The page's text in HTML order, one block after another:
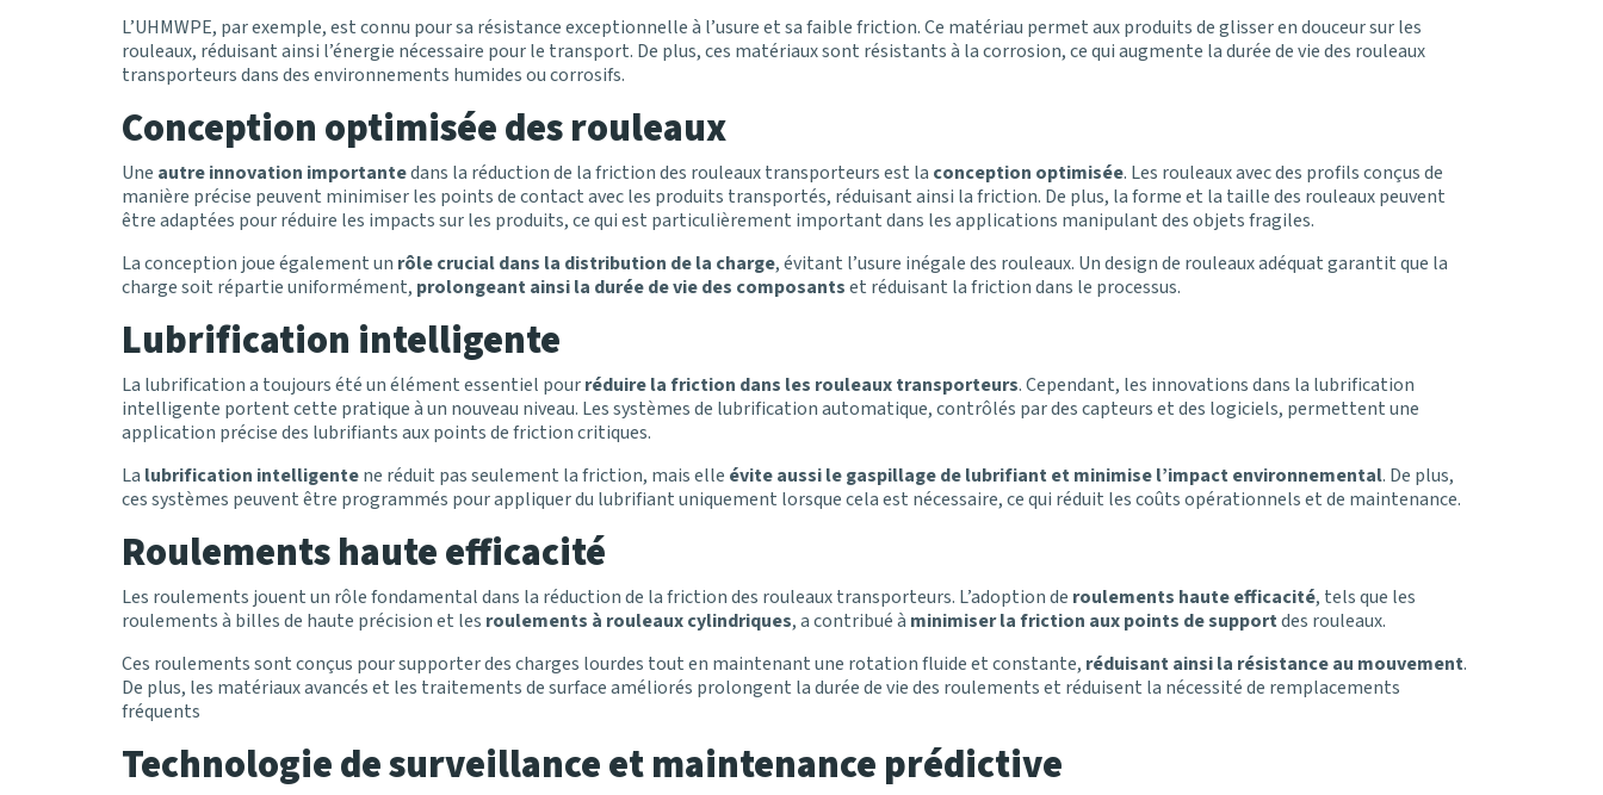
L’UHMWPE, par exemple, est connu pour sa résistance exceptionnelle à l’usure et sa faible friction. Ce matériau permet aux produits de glisser en douceur sur les
rouleaux, réduisant ainsi l’énergie nécessaire pour le transport. De plus, ces matériaux sont résistants à la corrosion, ce qui augmente la durée de vie des rouleaux
transporteurs dans des environnements humides ou corrosifs.
Conception optimisée des rouleaux
Une autre innovation importantedans la réduction de la friction des rouleaux transporteurs est la conception optimisée. Les rouleaux avec des profils conçus de
manière précise peuvent minimiser les points de contact avec les produits transportés, réduisant ainsi la friction. De plus, la forme et la taille des rouleaux peuvent
être adaptées pour réduire les impacts sur les produits, ce qui est particulièrement important dans les applications manipulant des objets fragiles.
La conception joue également un rôle crucial dans la distribution de la charge, évitant l’usure inégale des rouleaux. Un design de rouleaux adéquat garantit que la
charge soit répartie uniformément, prolongeant ainsi la durée de vie des composantset réduisant la friction dans le processus.
Lubrification intelligente
La lubrification a toujours été un élément essentiel pourréduire la friction dans les rouleaux transporteurs. Cependant, les innovations dans la lubrification
intelligente portent cette pratique à un nouveau niveau. Les systèmes de lubrification automatique, contrôlés par des capteurs et des logiciels, permettent une
application précise des lubrifiants aux points de friction critiques.
La lubrification intelligentene réduit pas seulement la friction, mais elle évite aussi le gaspillage de lubrifiant et minimise l’impact environnemental. De plus,
ces systèmes peuvent être programmés pour appliquer du lubrifiant uniquement lorsque cela est nécessaire, ce qui réduit les coûts opérationnels et de maintenance.
Roulements haute efficacité
Les roulements jouent un rôle fondamental dans la réduction de la friction des rouleaux transporteurs. L’adoption de roulements haute efficacité, tels que les
roulements à billes de haute précision et les roulements à rouleaux cylindriques, a contribué à minimiser la friction aux points de supportdes rouleaux.
Ces roulements sont conçus pour supporter des charges lourdes tout en maintenant une rotation fluide et constante, réduisant ainsi la résistance au mouvement.
De plus, les matériaux avancés et les traitements de surface améliorés prolongent la durée de vie des roulements et réduisent la nécessité de remplacements
fréquents
Technologie de surveillance et maintenance prédictive